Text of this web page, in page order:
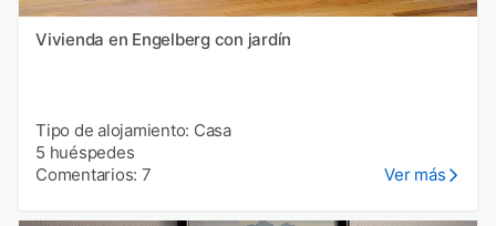
Vivienda en Engelberg con jardín
Tipo de alojamiento: Casa
5 huéspedes
Comentarios: 7
Ver más